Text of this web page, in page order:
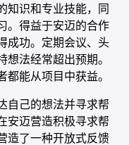
知识和专业技能，同
。得益于安迈的合作
成功。定期会议、头
法经常超出预期。
能从项目中获益。
自己的想法并寻求帮
安迈营造积极寻求帮
造了一种开放式反馈